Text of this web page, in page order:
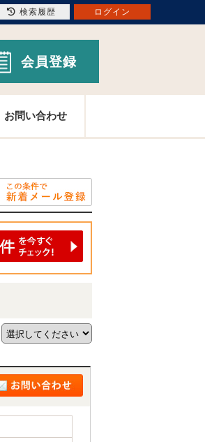
会員登録
お問い合わせ
検索履歴 ログイン